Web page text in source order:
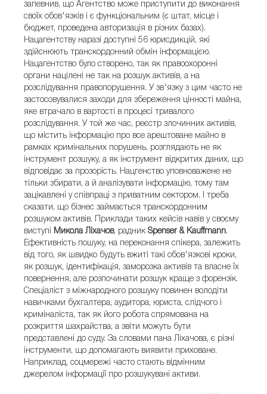
запевнив, що Агентство може приступити до виконання
своїх обов'язків і є функціональним (є штат, місце і
бюджет, проведена авторизація в різних базах).
Нацагентству наразі доступні 56 юрисдикцій, які
здійснюють транскордонний обмін інформацією.
Нацагентство було створено, так як правоохоронні
органи націлені не так на розшук активів, а на
розслідування правопорушення. У зв'язку з цим часто не
застосовувалися заходи для збереження цінності майна,
яке втрачало в вартості в процесі тривалого
розслідування. У той же час, реєстр злочинних активів,
що містить інформацію про все арештоване майно в
рамках кримінальних порушень, розглядають не як
інструмент розшуку, а як інструмент відкритих даних, що
відповідає за прозорість. Нацгенство уповноважене не
тільки збирати, а й аналізувати інформацію, тому там
зацікавлені у співпраці з приватним сектором. І треба
сказати, що бізнес займається транскордонним
розшуком активів. Приклади таких кейсів навів у своєму
виступі Микола Ліхачов, радник Spenser & Kauffmann.
Ефективність пошуку, на переконання спікера, залежить
від того, як швидко будуть вжиті такі обов'язкові кроки,
як розшук, ідентифікація, заморозка активів та власне їх
повернення, але розпочинати розшук краще з форензік.
Спеціаліст з міжнародного розшуку повинен володіти
навичками бухгалтера, аудитора, юриста, слідчого і
криміналіста, так як його робота спрямована на
розкриття шахрайства, а звіти можуть бути
представлені до суду. За словами пана Ліхачова, є різні
інструменти, що допомагають виявити приховане.
Наприклад, соцмережі часто стають відмінним
джерелом інформації про розшукувані активи.